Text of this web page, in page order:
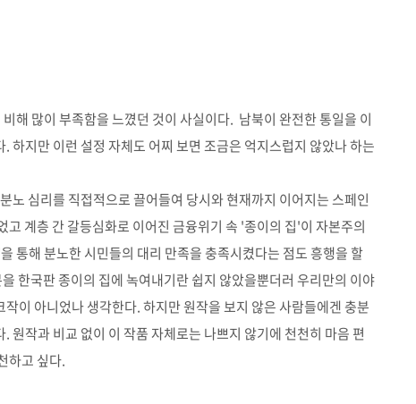
해 많이 부족함을 느꼈던 것이 사실이다. 남북이 완전한 통일을 이
하지만 이런 설정 자체도 어찌 보면 조금은 억지스럽지 않았나 하는
노 심리를 직접적으로 끌어들여 당시와 현재까지 이어지는 스페인
계층 간 갈등심화로 이어진 금융위기 속 '종이의 집'이 자본주의
통해 분노한 시민들의 대리 만족을 충족시켰다는 점도 흥행을 할
한국판 종이의 집에 녹여내기란 쉽지 않았을뿐더러 우리만의 이야
이 아니었나 생각한다. 하지만 원작을 보지 않은 사람들에겐 충분
원작과 비교 없이 이 작품 자체로는 나쁘지 않기에 천천히 마음 편
하고 싶다.